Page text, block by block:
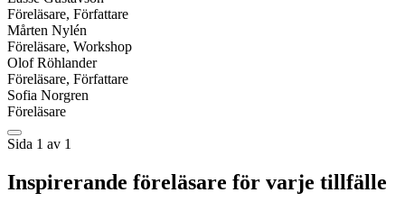
Föreläsare, Författare
Mårten Nylén
Föreläsare, Workshop
Olof Röhlander
Föreläsare, Författare
Sofia Norgren
Föreläsare
Sida 1 av 1
Inspirerande föreläsare för varje tillfälle